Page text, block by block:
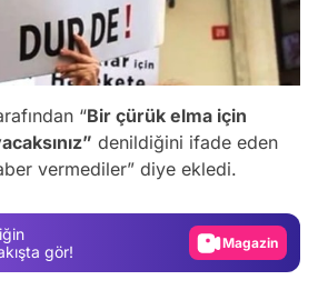
“Bir çürük elma için
denildiğini ifade eden
vermediler” diye ekledi.
gör!
Video
Magazin